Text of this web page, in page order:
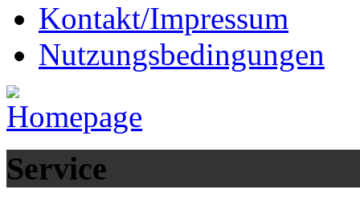
Kontakt/Impressum
Nutzungsbedingungen
Service